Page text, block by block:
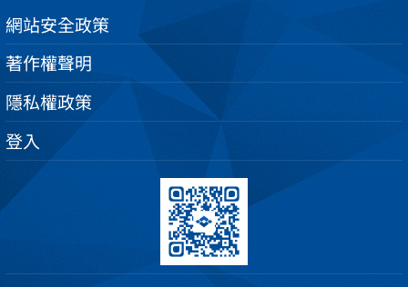
網站安全政策
著作權聲明
隱私權政策
登入